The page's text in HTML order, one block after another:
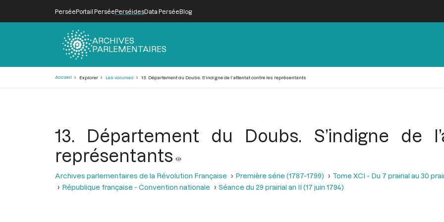
PerséePortail PerséePerséidesData PerséeBlog
ARCHIVES
PARLEMENTAIRES
Accueil Explorer Les volumes 13. Département du Doubs. S’indigne de l’attentat contre les représentants
13. Département du Doubs. S’indigne de
représentants
Archives parlementaires de la Révolution Française Première série (1787-1799)
Tome XCI - Du 7 prairial au 30
République française - Convention nationale
Séance du 29 prairial an II (17 juin 1794)